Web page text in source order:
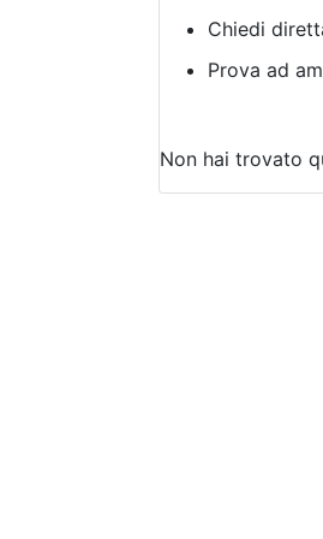
Chiedi
Prova ad
Non hai trovato